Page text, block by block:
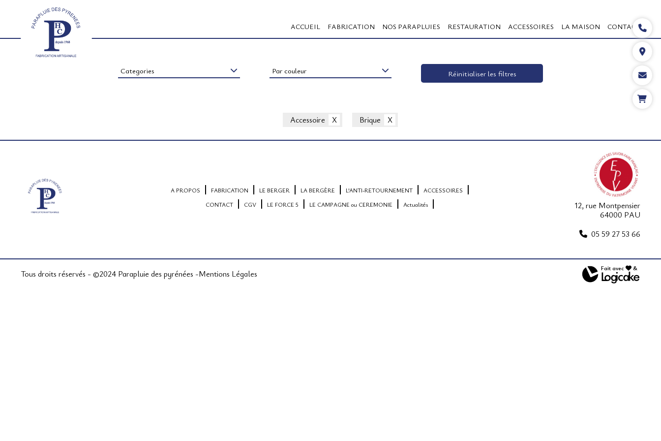
ACCUEIL FABRICATION NOS PARAPLUIES RESTAURATION ACCESSOIRES LA MAISON CONTACT
Categories Par couleur Réinitialiser les filtres
Accessoire Brique
A PROPOS FABRICATION LE BERGER LA BERGÈRE L'ANTI-RETOURNEMENT
ACCESSOIRES
CONTACT
CGV LE FORCE 5 LE CAMPAGNE ou CEREMONIE Actualités
12, rue Montpensier
64000 PAU
05 59 27 53 66
Tous droits réservés - ©2024 Parapluie des pyrénées -Mentions Légales
Fait avec &